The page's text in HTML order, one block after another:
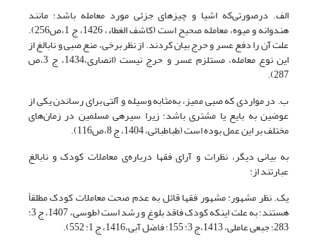
الف. درصورتی‌که اشیا و چیزهای جزئی مورد معامله باشد؛ مانند
هندوانه و میوه، معامله صحیح است (کاشف الغطاء، 1426، ج 1،ص256).
علت آن را دفع عسر و حرج بیان کردند. از نظر برخی، منع صبی و نابالغ از
این نوع معامله، مستلزم عسر و حرج نیست (انصاری،1434، ج 3،ص
287).
ب. در مواردی که صبی ممیز، به‌مثابه وسیله و آلتی برای رساندن یکی از
عوضین به بایع یا مشتری باشد؛ زیرا سیره­ی مسلمین در زمان‌های
مختلف بر این عمل بوده است (طباطبائی، 1404، ج 8،ص116).
به بیانی دیگر، نظرات و آرای فقها درباره‌ی معاملات کودک و نابالغ
عبارتند از:
یک. نظر مشهور: مشهور فقها قائل به عدم صحت معاملات کودک مطلقاً
هستند؛ به علت اینکه کودک فاقد بلوغ و رشد است (طوسی، 1407، ج 3:
283؛ جبعی عاملی، 1413،ج 3: 155؛ فاضل آبی،1416، ج 1: 552).